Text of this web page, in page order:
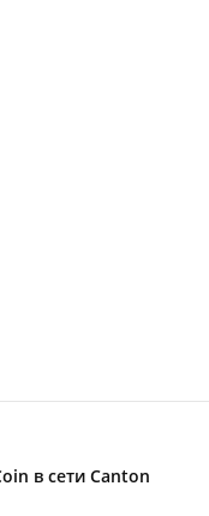
в сети Canton